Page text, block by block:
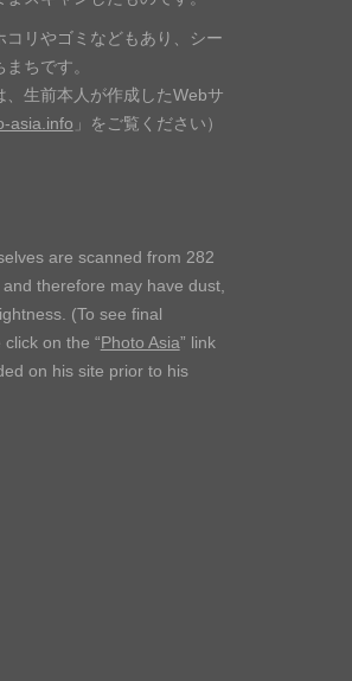
リやゴミなどもあり、
シー
ちです。
、生前本人が作成したWebサ
asia.info 」 をご覧ください）
are scanned from 282
therefore may have dust,
(To see final
on the “Photo Asia” link
on his site prior to his